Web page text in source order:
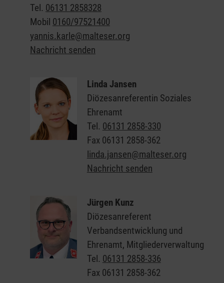
Tel. 06131 2858328
Mobil 0160/97521400
yannis.karle@malteser.org
Nachricht senden
Linda Jansen
Diözesanreferentin Soziales
Ehrenamt
Tel. 06131 2858-330
Fax 06131 2858-362
linda.jansen@malteser.org
Nachricht senden
Jürgen Kunz
Diözesanreferent
Verbandsentwicklung und
Ehrenamt, Mitgliederverwaltung
Tel. 06131 2858-336
Fax 06131 2858-362